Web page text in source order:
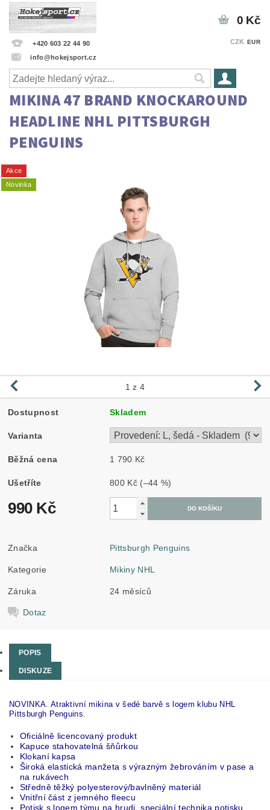
+420 603 22 44 90
info@hokejsport.cz
CZK EUR
0 Kč
MIKINA 47 BRAND KNOCKAROUND
HEADLINE NHL PITTSBURGH
PENGUINS
Akce
Novinka
1 z 4
Dostupnost Skladem
Varianta
Běžná cena 1 790 Kč
Ušetříte 800 Kč (–44 %)
990 Kč
Značka Pittsburgh Penguins
Kategorie Mikiny NHL
Záruka 24 měsíců
Dotaz
POPIS
DISKUZE
NOVINKA. Atraktivní mikina v šedé barvě s logem klubu NHL
Pittsburgh Penguins.
Oficiálně licencovaný produkt
Kapuce stahovatelná šňůrkou
Klokaní kapsa
Široká elastická manžeta s výrazným žebrováním v pase a
na rukávech
Středně těžký polyesterový/bavlněný materiál
Vnitřní část z jemného fleecu
Potisk s logem týmu na hrudi, speciální technika potisku